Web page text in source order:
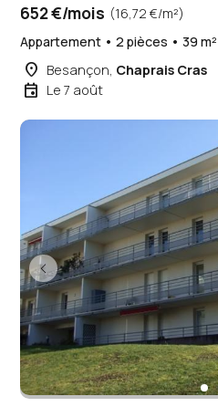
652 €/mois (16,72 €/m²)
Appartement • 2 pièces • 39 m²
place Besançon, Chaprais Cras
event Le 7 août